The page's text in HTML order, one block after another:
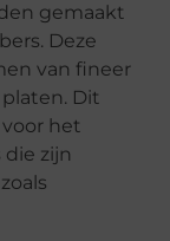
gemaakt
Deze
van fineer
Dit
het
zijn